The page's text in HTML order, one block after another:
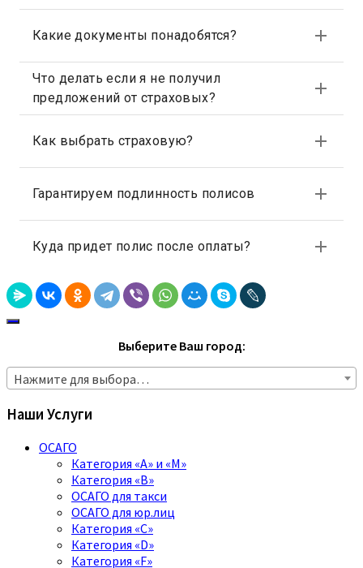
Выберите Ваш город:
Нажмите для выбора…
Наши Услуги
ОСАГО
Категория «A» и «M»
Категория «B»
ОСАГО для такси
ОСАГО для юр.лиц
Категория «C»
Категория «D»
Категория «F»